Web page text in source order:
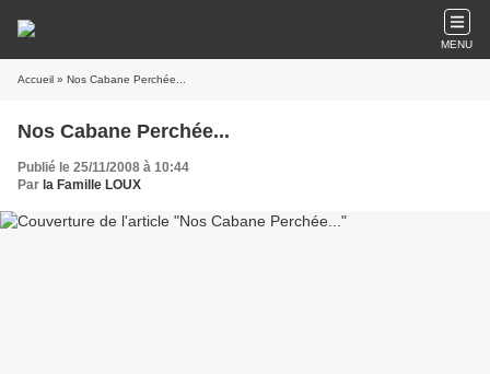
MENU
Accueil » Nos Cabane Perchée...
Nos Cabane Perchée...
Publié le 25/11/2008 à 10:44
Par la Famille LOUX